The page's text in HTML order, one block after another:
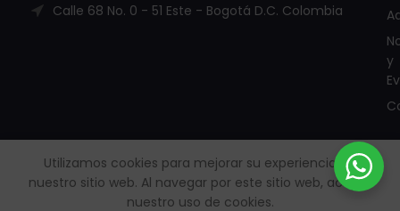
Calle 68 No. 0 - 51 Este - Bogotá D.C. Colombia
y
Todos los derechos reservados. © Copyright 2005 - 2026 |
Políticas de Protección de datos personales – RSD
Utilizamos cookies para mejorar su experiencia en
nuestro sitio web. Al navegar por este sitio web, acepta
nuestro uso de cookies.